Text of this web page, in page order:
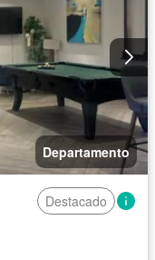
Wifi
Departamento
Destacado